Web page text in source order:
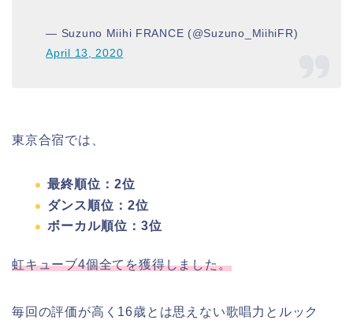
— Suzuno Miihi FRANCE (@Suzuno_MiihiFR)
April 13, 2020
東京合宿では、
最終順位：2位
ダンス順位：2位
ボーカル順位：3位
虹キューブ4個全てを獲得しました。
毎回の評価が高く16歳とは思えない歌唱力とルック